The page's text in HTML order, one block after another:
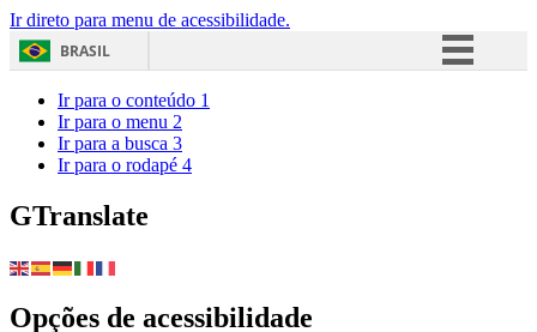
Ir direto para menu de acessibilidade.
BRASIL
Ir para o conteúdo 1
Ir para o menu 2
Ir para a busca 3
Ir para o rodapé 4
GTranslate
Opções de acessibilidade